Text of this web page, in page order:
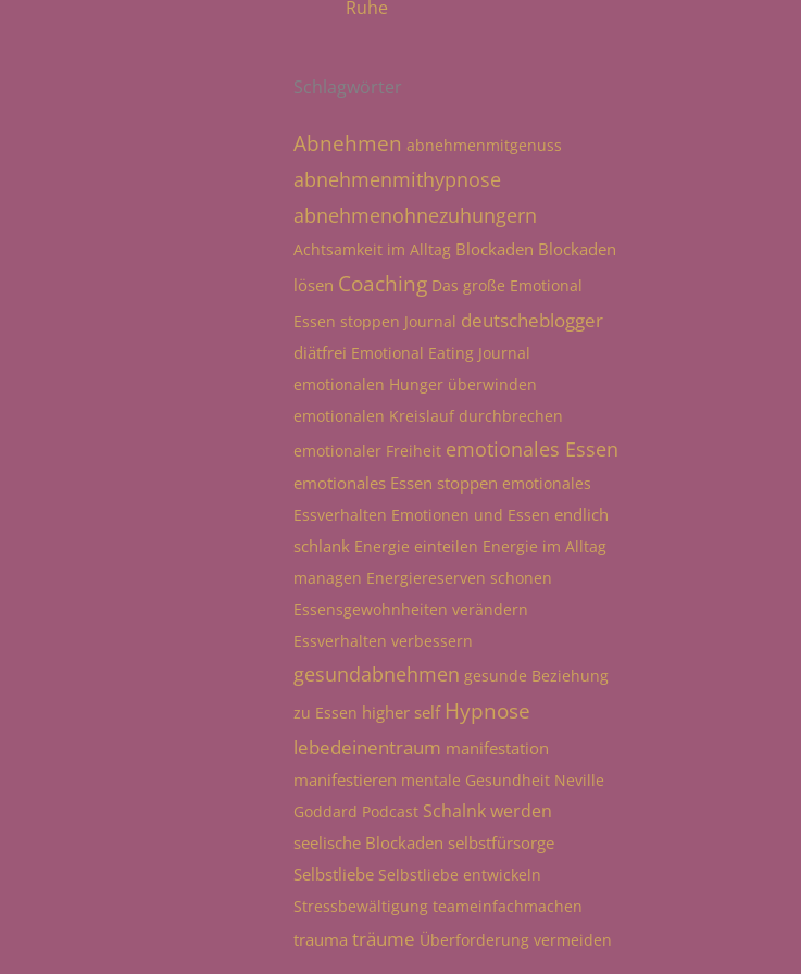
Ruhe
Schlagwörter
Abnehmen abnehmenmitgenuss
abnehmenmithypnose
abnehmenohnezuhungern
Achtsamkeit im Alltag Blockaden Blockaden
lösen Coaching Das große Emotional
Essen stoppen Journal deutscheblogger
diätfrei Emotional Eating Journal
emotionalen Hunger überwinden
emotionalen Kreislauf durchbrechen
emotionaler Freiheit emotionales Essen
emotionales Essen stoppen emotionales
Essverhalten Emotionen und Essen endlich
schlank Energie einteilen Energie im Alltag
managen Energiereserven schonen
Essensgewohnheiten verändern
Essverhalten verbessern
gesundabnehmen gesunde Beziehung
zu Essen higher self Hypnose
lebedeinentraum manifestation
manifestieren mentale Gesundheit Neville
Goddard Podcast Schalnk werden
seelische Blockaden selbstfürsorge
Selbstliebe Selbstliebe entwickeln
Stressbewältigung teameinfachmachen
trauma träume Überforderung vermeiden